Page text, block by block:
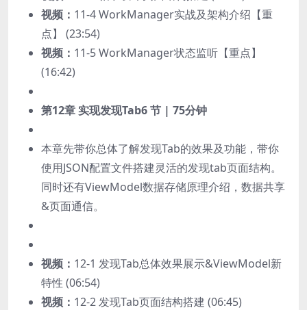
视频： 11-4 WorkManager实战及架构介绍【重
点】 (23:54)
视频： 11-5 WorkManager状态监听【重点】
(16:42)
第12章 实现发现Tab6 节 | 75分钟
本章先带你总体了解发现Tab的效果及功能，带你
使用JSON配置文件搭建灵活的发现tab页面结构。
同时还有ViewModel数据存储原理介绍，数据共享
&页面通信。
视频： 12-1 发现Tab总体效果展示&ViewModel新
特性 (06:54)
视频： 12-2 发现Tab页面结构搭建 (06:45)